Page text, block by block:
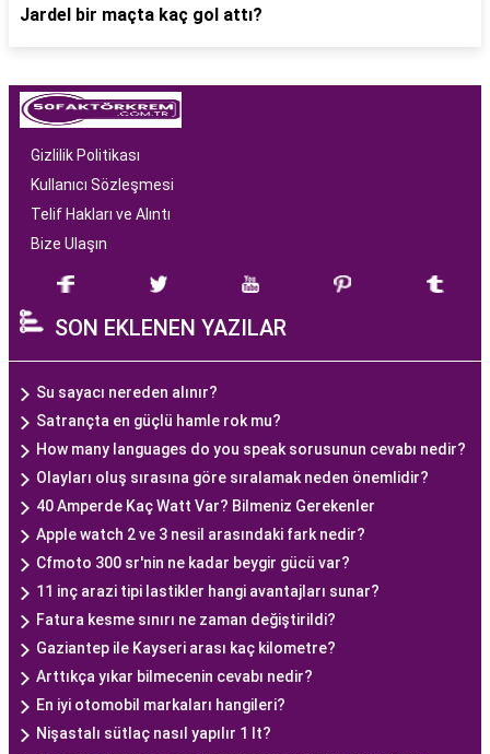
Jardel bir maçta kaç gol attı?
Gizlilik Politikası
Kullanıcı Sözleşmesi
Telif Hakları ve Alıntı
Bize Ulaşın
SON EKLENEN YAZILAR
Su sayacı nereden alınır?
Satrançta en güçlü hamle rok mu?
How many languages do you speak sorusunun cevabı nedir?
Olayları oluş sırasına göre sıralamak neden önemlidir?
40 Amperde Kaç Watt Var? Bilmeniz Gerekenler
Apple watch 2 ve 3 nesil arasındaki fark nedir?
Cfmoto 300 sr'nin ne kadar beygir gücü var?
11 inç arazi tipi lastikler hangi avantajları sunar?
Fatura kesme sınırı ne zaman değiştirildi?
Gaziantep ile Kayseri arası kaç kilometre?
Arttıkça yıkar bilmecenin cevabı nedir?
En iyi otomobil markaları hangileri?
Nişastalı sütlaç nasıl yapılır 1 lt?